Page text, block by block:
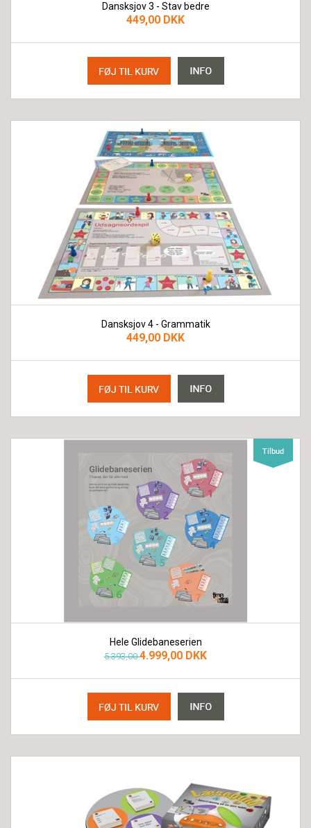
Dansksjov 3 - Stav bedre
449,00 DKK
Dansksjov 4 - Grammatik
449,00 DKK
Hele Glidebaneserien
5.393,004.999,00 DKK